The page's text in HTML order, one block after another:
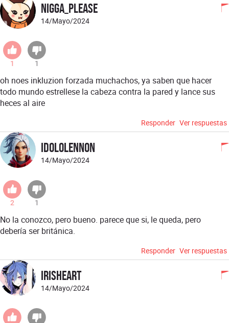
nigga_please
14/Mayo/2024
1 1
oh noes inkluzion forzada muchachos, ya saben que hacer
todo mundo estrellese la cabeza contra la pared y lance sus
heces al aire
Responder Ver respuestas
idololennon
14/Mayo/2024
2 1
No la conozco, pero bueno. parece que si, le queda, pero
debería ser británica.
Responder Ver respuestas
IrisHeart
14/Mayo/2024